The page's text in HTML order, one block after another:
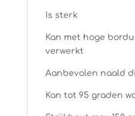
Is sterk
Kan met hoge
verwerkt
Aanbevolen naald
Kan tot 95 graden